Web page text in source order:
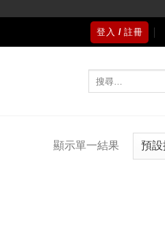
登入 / 註冊
顯示單一結果